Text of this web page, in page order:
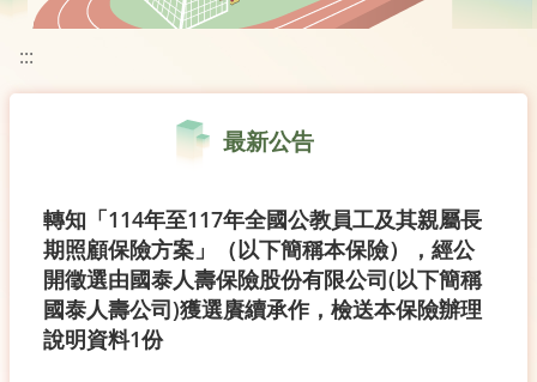
:::
最新公告
轉知「114年至117年全國公教員工及其親屬長
期照顧保險方案」（以下簡稱本保險），經公
開徵選由國泰人壽保險股份有限公司(以下簡稱
國泰人壽公司)獲選賡續承作，檢送本保險辦理
說明資料1份